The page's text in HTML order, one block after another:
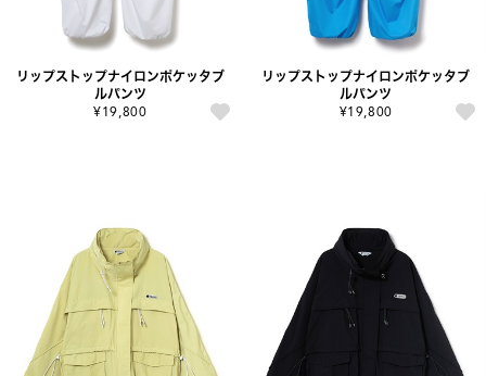
リップストップナイロンポケッタブ
ルパンツ
¥19,800
リップストップナイロンポケッタブ
ルパンツ
¥19,800